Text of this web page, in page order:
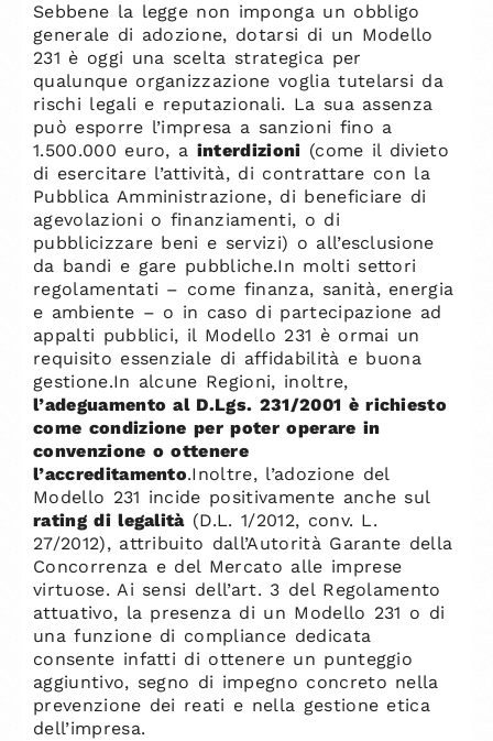
Sebbene la legge non imponga un obbligo
generale di adozione, dotarsi di un Modello
231 è oggi una scelta strategica per
qualunque organizzazione voglia tutelarsi da
rischi legali e reputazionali. La sua assenza
può esporre l’impresa a sanzioni fino a
1.500.000 euro, a interdizioni (come il divieto
di esercitare l’attività, di contrattare con la
Pubblica Amministrazione, di beneficiare di
agevolazioni o finanziamenti, o di
pubblicizzare beni e servizi) o all’esclusione
da bandi e gare pubbliche.In molti settori
regolamentati – come finanza, sanità, energia
e ambiente – o in caso di partecipazione ad
appalti pubblici, il Modello 231 è ormai un
requisito essenziale di affidabilità e buona
gestione.In alcune Regioni, inoltre,
l’adeguamento al D.Lgs. 231/2001 è richiesto
come condizione per poter operare in
convenzione o ottenere
l’accreditamento.Inoltre, l’adozione del
Modello 231 incide positivamente anche sul
rating di legalità(D.L. 1/2012, conv. L.
27/2012), attribuito dall’Autorità Garante della
Concorrenza e del Mercato alle imprese
virtuose. Ai sensi dell’art. 3 del Regolamento
attuativo, la presenza di un Modello 231 o di
una funzione di compliance dedicata
consente infatti di ottenere un punteggio
aggiuntivo, segno di impegno concreto nella
prevenzione dei reati e nella gestione etica
dell’impresa.